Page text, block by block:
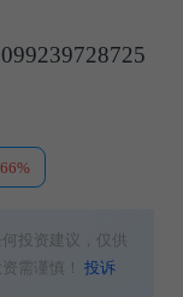
投资建议，仅供
资需谨慎！投诉